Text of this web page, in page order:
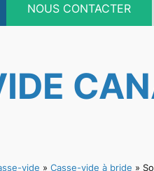
NOUS CONTACTER
vide » Casse-vide à bride »